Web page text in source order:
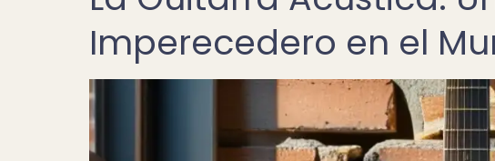
Imperecedero en el